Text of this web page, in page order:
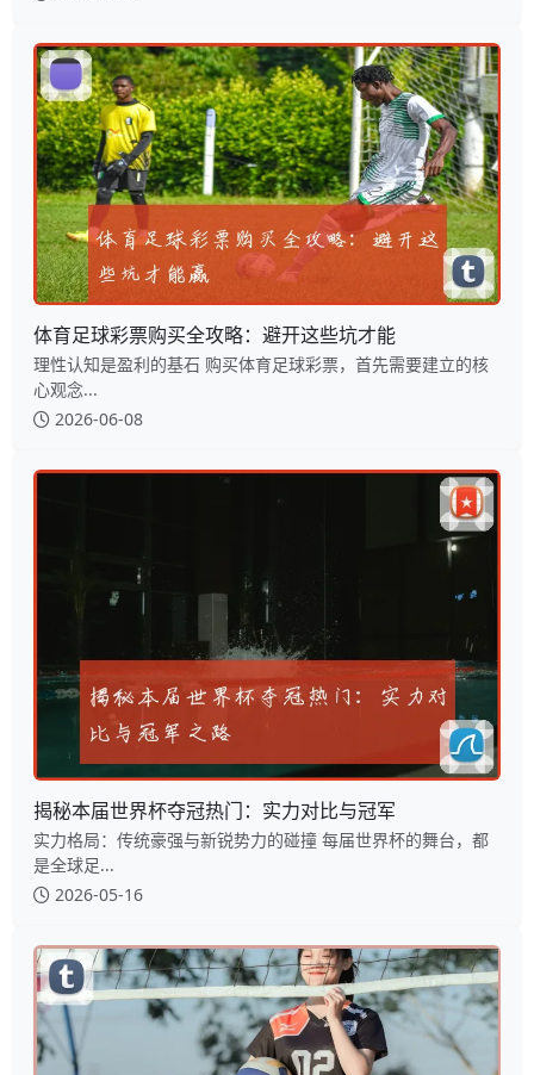
体育足球彩票购买全攻略：避开这些坑才能
理性认知是盈利的基石 购买体育足球彩票，首先需要建立的核
心观念...
2026-06-08
揭秘本届世界杯夺冠热门：实力对比与冠军
实力格局：传统豪强与新锐势力的碰撞 每届世界杯的舞台，都
是全球足...
2026-05-16